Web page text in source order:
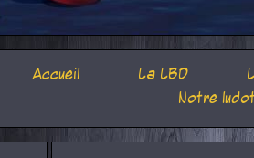
Accueil La LBD
Notre